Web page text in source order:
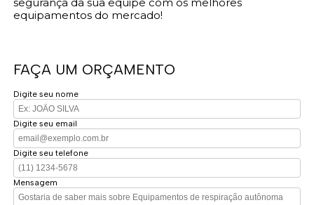
equipamentos do mercado!
FAÇA UM ORÇAMENTO
Digite seu nome
Digite seu email
Digite seu telefone
Mensagem